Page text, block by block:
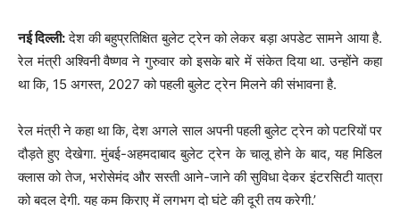
नई दिल्ली:देश की बहुप्रतिक्षित बुलेट ट्रेन को लेकर बड़ा अपडेट सामने आया है.
रेल मंत्री अश्विनी वैष्णव ने गुरुवार को इसके बारे में संकेत दिया था. उन्होंने कहा
था कि, 15 अगस्त, 2027 को पहली बुलेट ट्रेन मिलने की संभावना है.
रेल मंत्री ने कहा था कि, देश अगले साल अपनी पहली बुलेट ट्रेन को पटरियों पर
दौड़ते हुए देखेगा. मुंबई-अहमदाबाद बुलेट ट्रेन के चालू होने के बाद, यह मिडिल
क्लास को तेज, भरोसेमंद और सस्ती आने-जाने की सुविधा देकर इंटरसिटी यात्रा
को बदल देगी. यह कम किराए में लगभग दो घंटे की दूरी तय करेगी.’